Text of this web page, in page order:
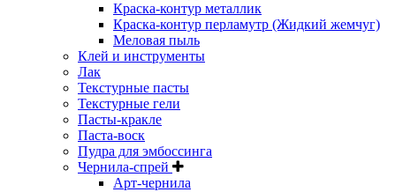
Краска-контур металлик
Краска-контур перламутр (Жидкий жемчуг)
Меловая пыль
Клей и инструменты
Лак
Текстурные пасты
Текстурные гели
Пасты-кракле
Паста-воск
Пудра для эмбоссинга
Чернила-спрей
Арт-чернила